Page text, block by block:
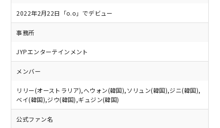
2022年2月22日「o.o」でデビュー
事務所
JYPエンターテインメント
メンバー
リリー(オーストラリア),へウォン(韓国),ソリュン(韓国),ジニ(韓国),
ベイ(韓国),ジウ(韓国),ギュジン(韓国)
公式ファン名